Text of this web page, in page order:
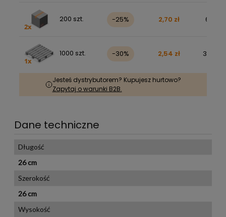
200 szt. -25% 2,70 zł 663,11
1000 szt. -30% 2,54 zł 3
Jesteś dystrybutorem? Kupujesz hurtowo?
Zapytaj o warunki B2B.
Dane techniczne
Długość
26 cm
Szerokość
26 cm
Wysokość